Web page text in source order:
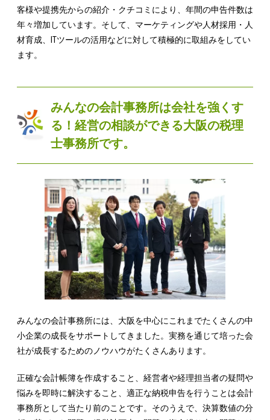
客様や提携先からの紹介・クチコミにより、年間の申告件数は
年々増加しています。そして、マーケティングや人材採用・人
材育成、ITツールの活用などに対して積極的に取組みをしてい
ます。
みんなの会計事務所は会社を強くす
る！経営の相談ができる大阪の税理
士事務所です。
みんなの会計事務所には、大阪を中心にこれまでたくさんの中
小企業の成長をサポートしてきました。実務を通じて培った会
社が成長するためのノウハウがたくさんあります。
正確な会計帳簿を作成すること、経営者や経理担当者の疑問や
悩みを即時に解決すること、適正な納税申告を行うことは会計
事務所として当たり前のことです。そのうえで、決算数値の分